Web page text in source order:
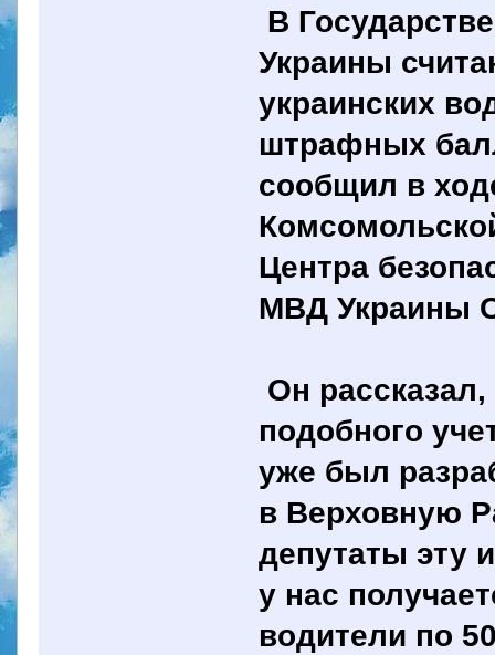
В
Украины
украинских
штрафных
сообщил в
Центра
МВД Украины
Он
подобного
уже был
в Верховную
депутаты эту
у нас
водители по